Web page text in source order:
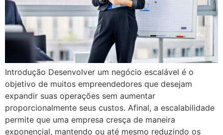
Introdução Desenvolver um negócio escalável é o
objetivo de muitos empreendedores que desejam
expandir suas operações sem aumentar
proporcionalmente seus custos. Afinal, a escalabilidade
permite que uma empresa cresça de maneira
exponencial, mantendo ou até mesmo reduzindo os